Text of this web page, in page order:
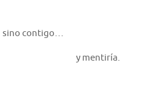
sino contigo…
y mentiría.